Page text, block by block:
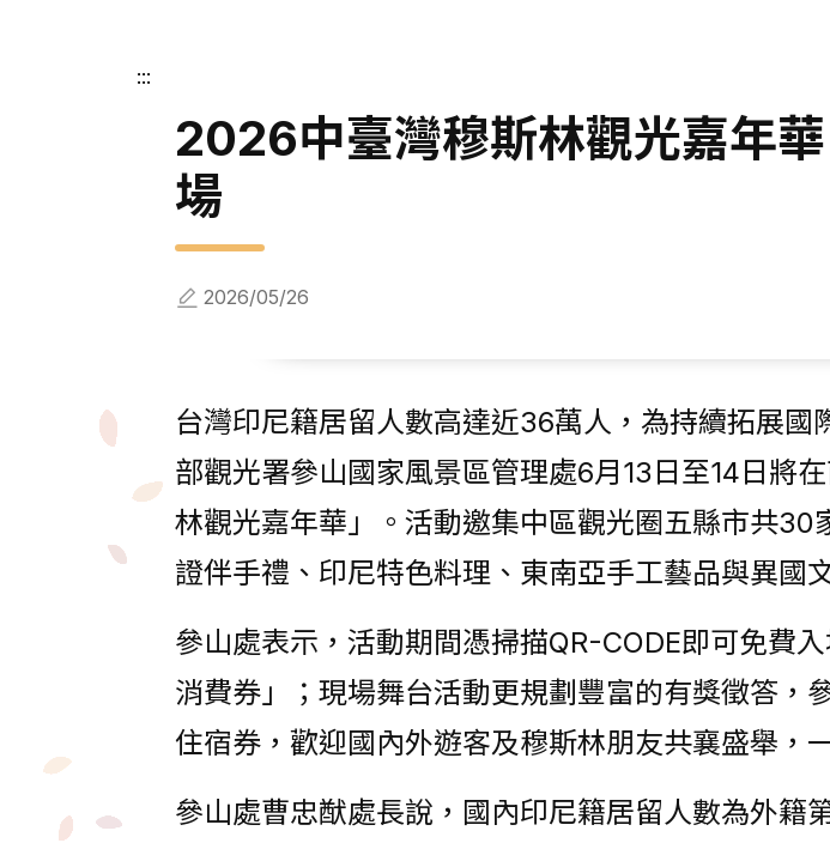
:::
2026中臺灣穆斯林觀光嘉年
場
2026/05/26
台灣印尼籍居留人數高達近36萬人，為持續拓展
部觀光署參山國家風景區管理處6月13日至14日將
林觀光嘉年華」。活動邀集中區觀光圈五縣市共
證伴手禮、印尼特色料理、東南亞手工藝品與異國
參山處表示，活動期間憑掃描QR-CODE即可免費
消費券」；現場舞台活動更規劃豐富的有獎徵答，
住宿券，歡迎國內外遊客及穆斯林朋友共襄盛舉，
參山處曹忠猷處長說，國內印尼籍居留人數為外籍